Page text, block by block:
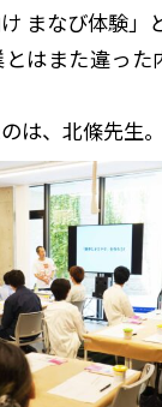
まなび体験」
はまた違った
は、北條先生。